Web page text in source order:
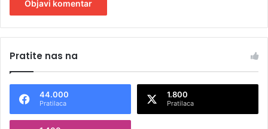
t
n
Pratite nas na
44.000
Pratilaca
1.800
Pratilaca